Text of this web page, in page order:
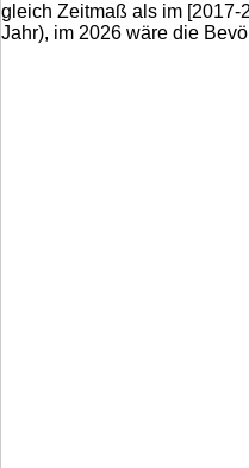
gleich Zeitmaß als im [2017-
Jahr), im 2026 wäre die